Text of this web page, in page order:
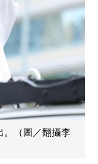
。（圖／翻攝李